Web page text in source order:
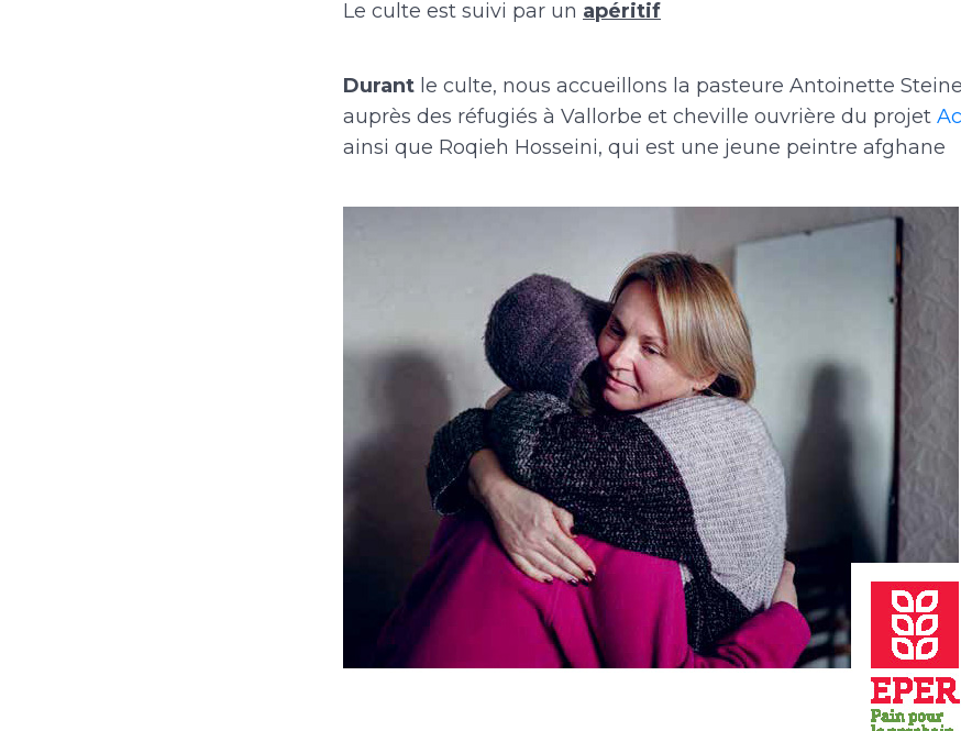
Le culte est suivi par un apéritif
Durant le culte, nous accueillons la pasteure Antoinette
auprès des réfugiés à Vallorbe et cheville ouvrière du projet
ainsi que Roqieh Hosseini, qui est une jeune peintre afghane